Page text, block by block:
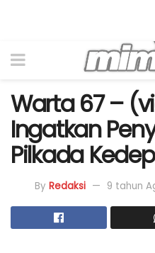
Warta 67 –
Ingatkan
Pilkada
By Redaksi 9 tahun